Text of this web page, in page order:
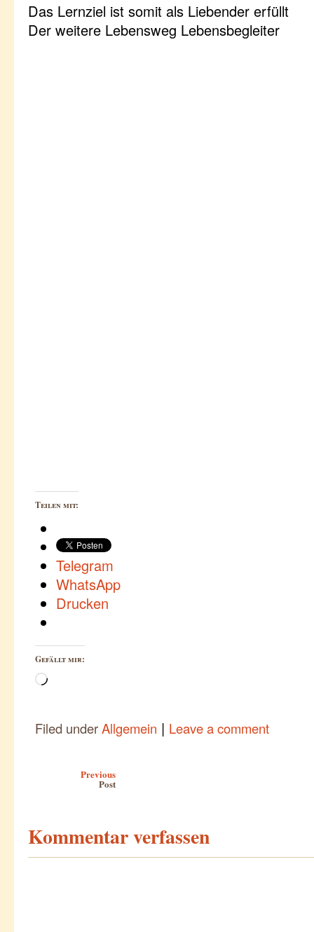
Das Lernziel ist somit als Liebender erfüllt
Der weitere Lebensweg Lebensbegleiter
Teilen mit:
Telegram
WhatsApp
Drucken
Gefällt mir:
Wird
Filed underAllgemein | Leave a comment
Previous
Post
Kommentar verfassen